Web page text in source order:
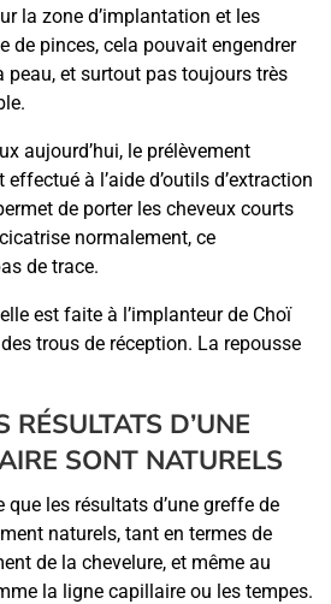
la zone d’implantation et les
de pinces, cela pouvait engendrer
peau, et surtout pas toujours très
aujourd’hui, le prélèvement
à l’aide d’outils d’extraction
de porter les cheveux courts
normalement, ce
de trace.
est faite à l’implanteur de Choï
trous de réception. La repousse
D’UNE
SONT NATURELS
les résultats d’une greffe de
naturels, tant en termes de
de la chevelure, et même au
la ligne capillaire ou les tempes.